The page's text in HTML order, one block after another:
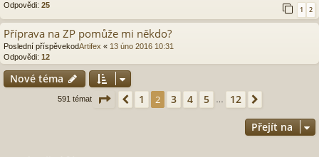
Odpovědi: 25
1 2
Příprava na ZP pomůže mi někdo?
Poslední příspěvekodArtifex « 13 úno 2016 10:31
Odpovědi: 12
Nové téma
591 témat Stránka 2z 12
Předchozí
1 2 3 4 5 … 12
Přejít na